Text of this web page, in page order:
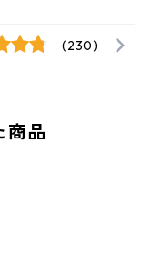
(230)
商品